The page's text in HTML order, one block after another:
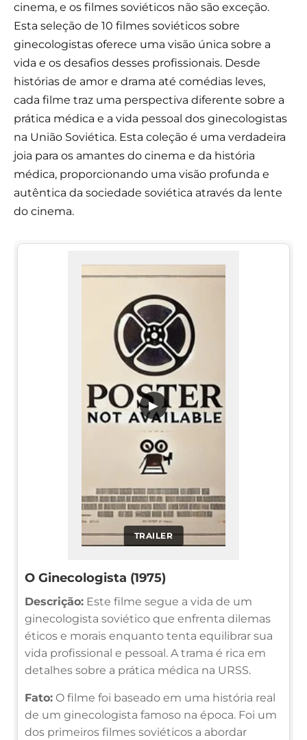
cinema, e os filmes soviéticos não são exceção.
Esta seleção de 10 filmes soviéticos sobre
ginecologistas oferece uma visão única sobre a
vida e os desafios desses profissionais. Desde
histórias de amor e drama até comédias leves,
cada filme traz uma perspectiva diferente sobre a
prática médica e a vida pessoal dos ginecologistas
na União Soviética. Esta coleção é uma verdadeira
joia para os amantes do cinema e da história
médica, proporcionando uma visão profunda e
autêntica da sociedade soviética através da lente
do cinema.
TRAILER
▶
O Ginecologista (1975)
Descrição: Este filme segue a vida de um
ginecologista soviético que enfrenta dilemas
éticos e morais enquanto tenta equilibrar sua
vida profissional e pessoal. A trama é rica em
detalhes sobre a prática médica na URSS.
Fato: O filme foi baseado em uma história real
de um ginecologista famoso na época. Foi um
dos primeiros filmes soviéticos a abordar